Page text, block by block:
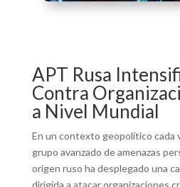
APT Rusa
Contra
a Nivel Mundial
En un contexto geopolítico cada
grupo avanzado de amenazas
origen ruso ha desplegado una
dirigida a atacar organizaciones